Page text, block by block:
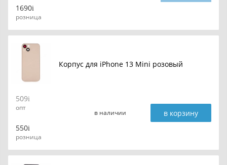
1690
розница
Корпус для iPhone 13 Mini розовый
509
опт
550
розница
в наличии в корзину